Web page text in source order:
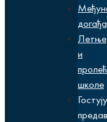
Летње
и
школе